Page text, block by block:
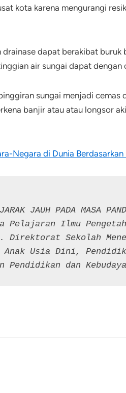
kota karena mengurangi
drainase dapat berakibat
air sungai dapat
sungai menjadi cemas
banjir atau atau longsor
Negara di Dunia Berdasarkan
JARAK JAUH PADA MASA
Pelajaran Ilmu
Direktorat Sekolah
Anak Usia Dini,
Pendidikan dan